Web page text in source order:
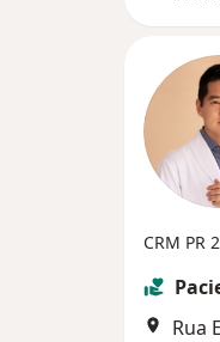
CRM PR